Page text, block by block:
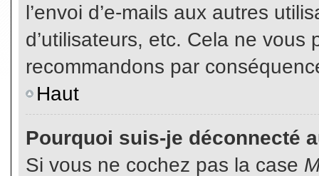
l’envoi d’e-mails aux autres
d’utilisateurs, etc. Cela ne vous
recommandons par
Haut
Pourquoi suis-je déconnecté
Si vous ne cochez pas la case